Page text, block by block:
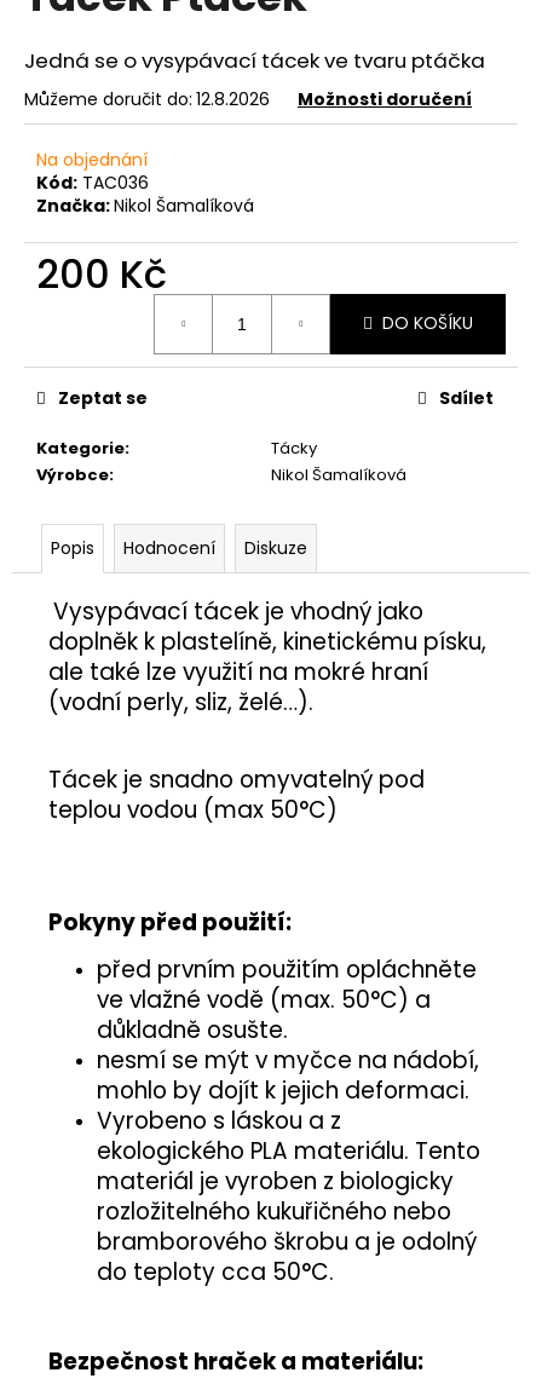
5
hvězdiček.
Jedná se o vysypávací tácek ve tvaru ptáčka
Můžeme doručit do: 12.8.2026 Možnosti doručení
Na objednání
Kód: TAC036
Značka:Nikol Šamalíková
200 Kč
DO KOŠÍKU
Kategorie:
Tácky
Výrobce: Nikol Šamalíková
Zeptat se Sdílet
Popis Hodnocení Diskuze
Vysypávací tácek je vhodný jako
doplněk k plastelíně, kinetickému písku,
ale také lze využití na mokré hraní
(vodní perly, sliz, želé…).
Tácek je snadno omyvatelný pod
teplou vodou (max 50°C)
Pokyny před použití:
před prvním použitím opláchněte
ve vlažné vodě (max. 50°C) a
důkladně osušte.
nesmí se mýt v myčce na nádobí,
mohlo by dojít k jejich deformaci.
Vyrobeno s láskou a z
ekologického PLA materiálu. Tento
materiál je vyroben z biologicky
rozložitelného kukuřičného nebo
bramborového škrobu a je odolný
do teploty cca 50°C.
Bezpečnost hraček a materiálu:
j
í
t
?
D
o
p
o
u
Kč